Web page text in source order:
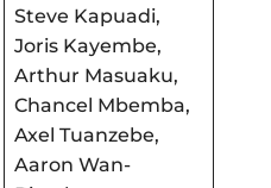
Steve Kapuadi,
Joris Kayembe,
Arthur Masuaku,
Chancel Mbemba,
Axel Tuanzebe,
Aaron Wan-